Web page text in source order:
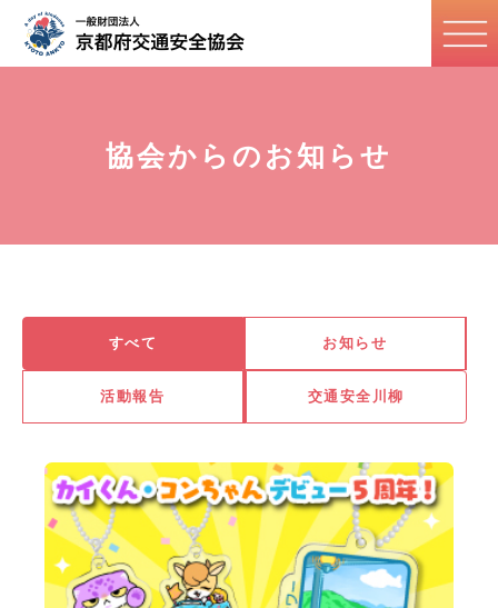
協会からのお知らせ
すべて お知らせ
活動報告 交通安全川柳